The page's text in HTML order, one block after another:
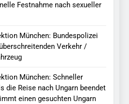
Festnahme nach sexueller
München: Bundespolizei
Verkehr /
München: Schneller
die Reise nach Ungarn beendet
einen gesuchten Ungarn